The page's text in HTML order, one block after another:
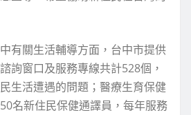
有關生活輔導方面，台中市提供
詢窗口及服務專線共計528個，
生活遭遇的問題；醫療生育保健
名新住民保健通譯員，每年服務